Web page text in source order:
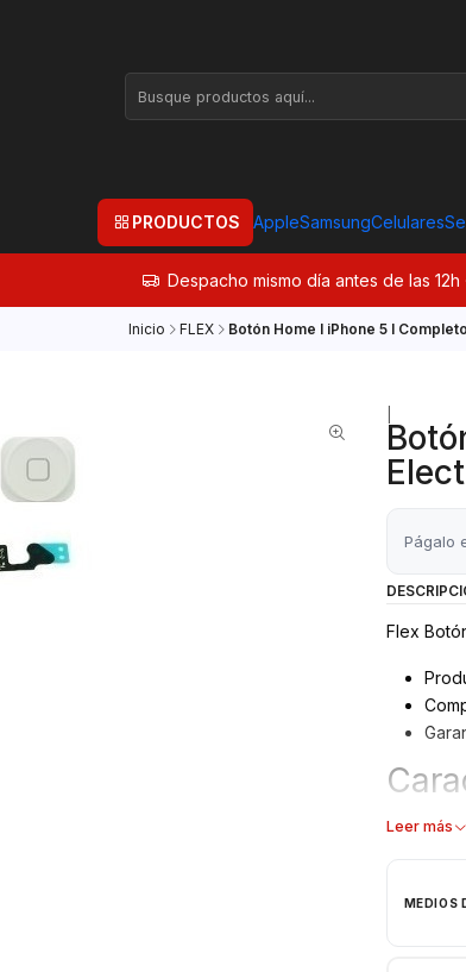
PRODUCTOS AppleSamsungCelulares
Despacho mismo día antes de las 12h
Inicio FLEX Botón Home I iPhone 5 I
Págalo
Flex
Leer más
MEDIOS